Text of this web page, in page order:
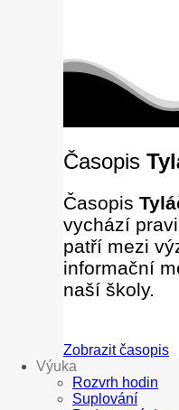
Časopis
Časopis
vychází
patří mezi
informační
naší školy.
Zobrazit časopis
Výuka
Rozvrh hodin
Suplování